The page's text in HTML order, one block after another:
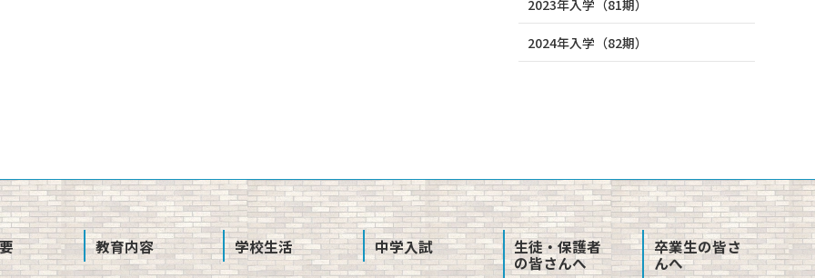
2023年入学（81期）
2024年入学（82期）
教育内容 学校生活 中学入試
生徒・保護者
の皆さんへ
卒業生の皆さ
んへ